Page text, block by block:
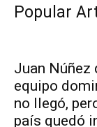
Popular
Juan Núñez
equipo
no llegó,
país quedó